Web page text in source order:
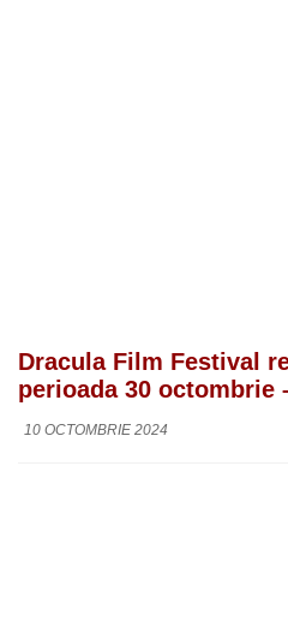
Dracula Film Festival
perioada 30 octombrie
10 OCTOMBRIE 2024